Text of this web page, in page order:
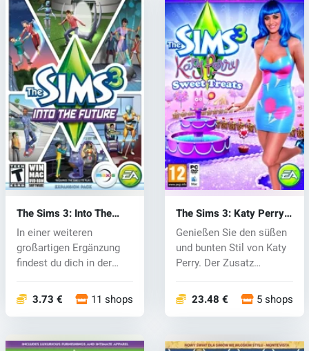
The Sims 3: Into The
Future (PC) CD key
In einer weiteren
großartigen Ergänzung
findest du dich in der
3.73 € 11 shops
The Sims 3: Katy Perrys
Sweet Treats (PC) CD
key
Genießen Sie den süßen
und bunten Stil von Katy
Perry. Der Zusatz
23.48 € 5 shops